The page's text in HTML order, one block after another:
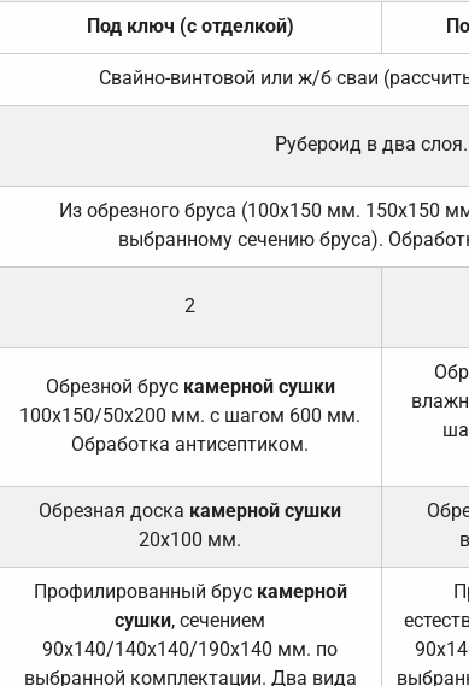
Под ключ (с отделкой)
Свайно-винтовой или ж/б сваи
Рубероид в два слоя.
Из обрезного бруса (100х150 мм. 150х150
выбранному сечению бруса).
2
Обрезной брус камерной сушки
100х150/50х200 мм. с шагом 600 мм.
Обработка антисептиком.
Обрезная доска камерной сушки
20х100 мм.
Профилированный брус камерной
сушки, сечением
90х140/140х140/190х140 мм. по
выбранной комплектации. Два вида